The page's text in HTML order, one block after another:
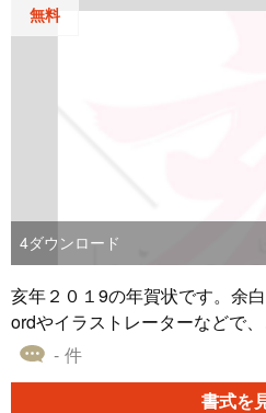
無料
4ダウンロード
亥年２０１9の年賀状です。余
ordやイラストレーターなどで
ます。- 件
書式を